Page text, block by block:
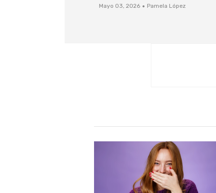
Mayo 03, 2026 · Pamela López